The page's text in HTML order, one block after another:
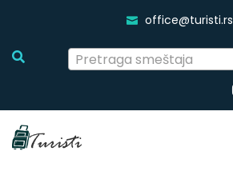
office@turisti.rs
Pretraga smeštaja